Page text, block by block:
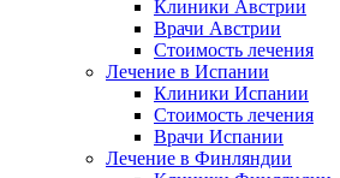
Клиники Австрии
Врачи Австрии
Стоимость лечения
Лечение в Испании
Клиники Испании
Стоимость лечения
Врачи Испании
Лечение в Финляндии